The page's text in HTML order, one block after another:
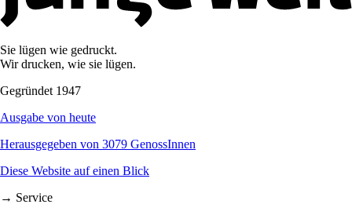
Sie lügen wie gedruckt.
Wir drucken, wie sie lügen.
Gegründet 1947
Ausgabe von heute
Herausgegeben von 3079 GenossInnen
Diese Website auf einen Blick
→ Service